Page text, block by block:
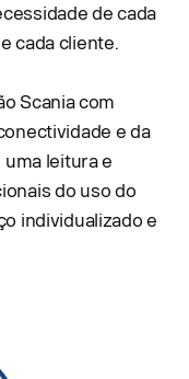
de cada
cada cliente.
Scania com
e da
leitura e
do uso do
individualizado e